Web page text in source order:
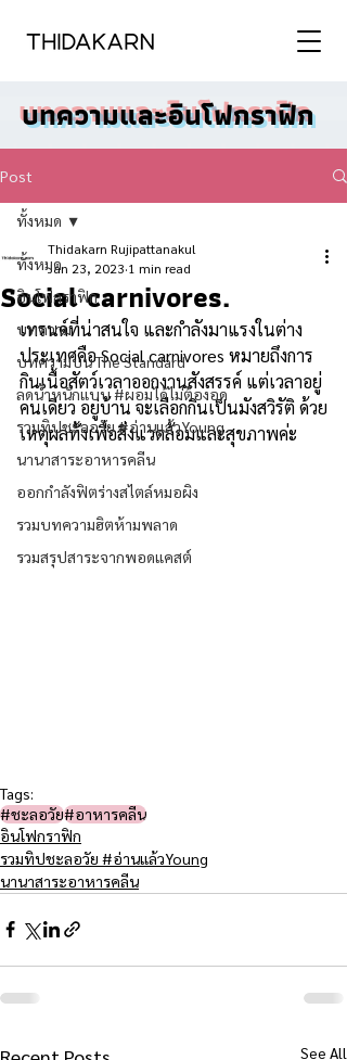
บทความและอินโฟกราฟิก
Post
ทั้งหมด
อินโฟกราฟิก
บทความ
บทความบน The Standard
ลดน้ำหนักแบบ #ผอมได้ไม่ต้องอด
รวมทิปชะลอวัย #อ่านแล้วYoung
นานาสาระอาหารคลีน
ออกกำลังฟิตร่างสไตล์หมอผิง
รวมบทความฮิตห้ามพลาด
รวมสรุปสาระจากพอดแคสต์
ทั้งหมด
Social carnivores.
Thidakarn Rujipattanakul
Jan 23, 2023 1 min read
เทรนด์ที่น่าสนใจ และกำลังมาแรงในต่าง
ประเทศคือ Social carnivores หมายถึงการ
กินเนื้อสัตว์เวลาออกงานสังสรรค์ แต่เวลาอยู่
คนเดียว อยู่บ้าน จะเลือกกินเป็นมังสวิรัติ ด้วย
เหตุผลทั้งเพื่อสิ่งแวดล้อมและสุขภาพค่ะ
Tags:
#ชะลอวัย​#อาหารคลีน
อินโฟกราฟิก
รวมทิปชะลอวัย #อ่านแล้วYoung
นานาสาระอาหารคลีน
See All